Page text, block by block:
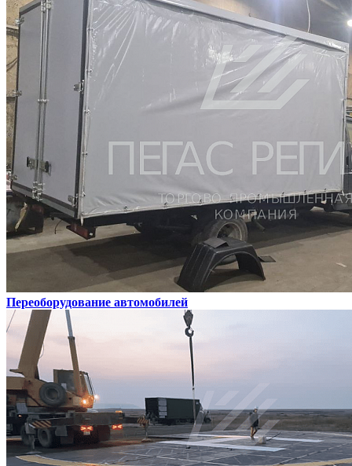
Переоборудование автомобилей